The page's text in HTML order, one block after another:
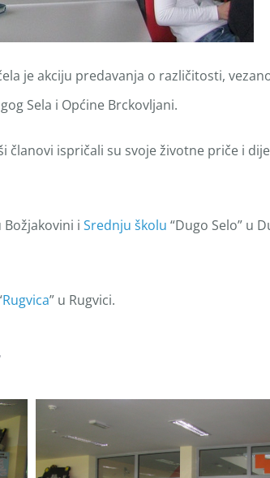
je akciju predavanja o različitosti,
Sela i Općine Brckovljani.
ispričali su svoje životne priče i
Božjakovini i Srednju školu “Dugo Selo” u
Rugvica” u Rugvici.